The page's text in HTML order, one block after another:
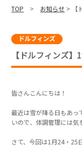
TOP > お知らせ > 【
【ドルフィンズ
皆さんこんにちは！
最近は雪が降る日もあっ
いので、体調管理には気
さて、今回は1月24・25